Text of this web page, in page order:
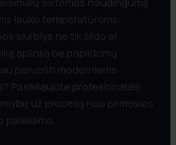
lauko temperatūroms.
siurblys ne tik šildo ar
aplinką be papildomų
paruošti moderniems
Pasikliaukite profesionalais,
už procesą nuo pirmosios
paleidimo.